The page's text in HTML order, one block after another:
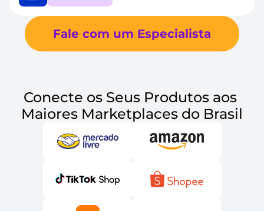
Fale com um Especialista
Conecte os Seus Produtos aos
Maiores Marketplaces do Brasil